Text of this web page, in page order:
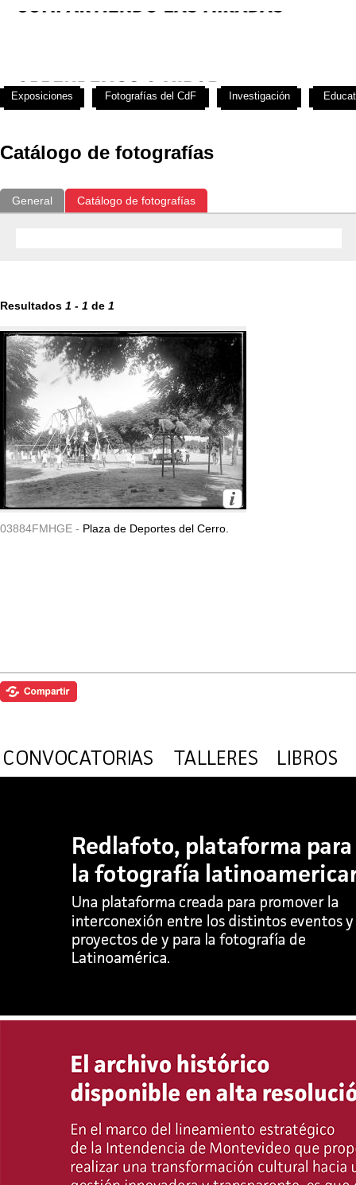
Catálogo de fotografías
General Catálogo de fotografías
Resultados 1 - 1 de 1
03884FMHGE - Plaza de Deportes del Cerro.
Exposiciones Fotografías del CdF Investigación